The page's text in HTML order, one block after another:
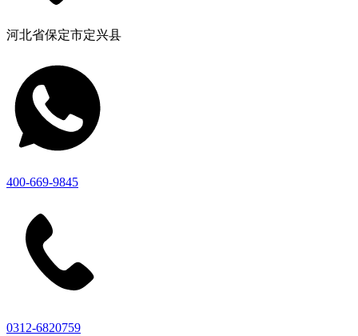
河北省保定市定兴县
400-669-9845
0312-6820759